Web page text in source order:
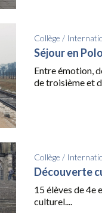
Collège /
Séjour en
Entre émotion,
de troisième et
Collège /
Découverte
15 élèves de 4e
culturel....